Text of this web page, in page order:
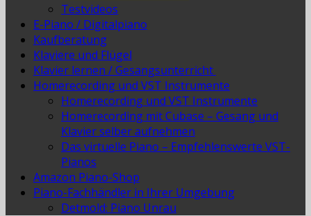
Testvideos
E-Piano / Digitalpiano
Kaufberatung
Klaviere und Flügel
Klavier lernen / Gesangsunterricht
Homerecording und VST Instrumente
Homerecording und VST Instrumente
Homerecording mit Cubase – Gesang und
Klavier selber aufnehmen
Das virtuelle Piano – Empfehlenswerte VST-
Pianos
Amazon Piano-Shop
Piano-Fachhändler in Ihrer Umgebung
Detmold: Piano Unrau